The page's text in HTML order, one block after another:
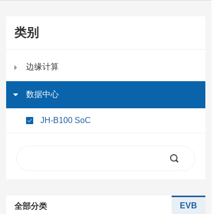
类别
边缘计算
数据中心
JH-B100 SoC
全部分类 EVB